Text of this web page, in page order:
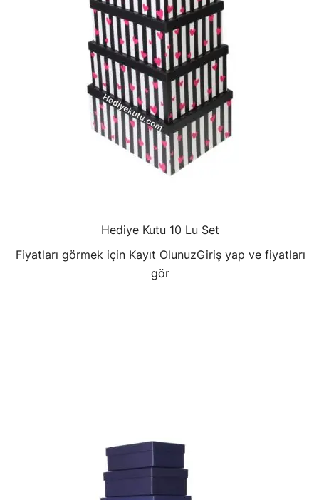
Hediye Kutu 10 Lu Set
Fiyatları görmek için Kayıt OlunuzGiriş yap ve fiyatları
gör